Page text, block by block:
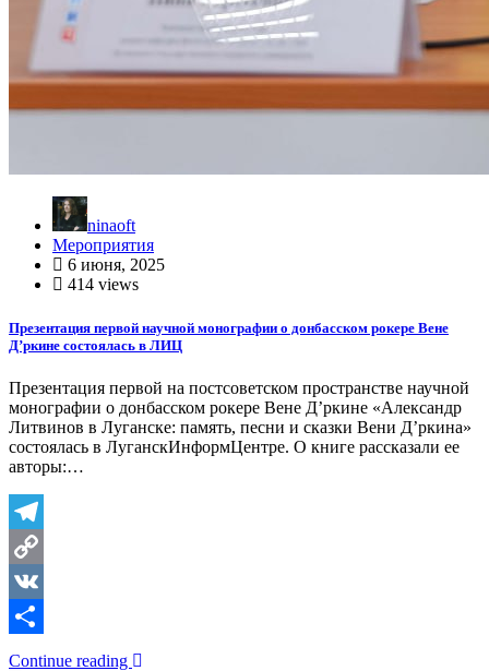
ninaoft
Мероприятия
6 июня, 2025
414 views
Презентация первой научной монографии о донбасском рокере Вене
Д’ркине состоялась в ЛИЦ
Презентация первой на постсоветском пространстве научной
монографии о донбасском рокере Вене Д’ркине «Александр
Литвинов в Луганске: память, песни и сказки Вени Д’ркина»
состоялась в ЛуганскИнформЦентре. О книге рассказали ее
авторы:…
Telegram
Copy
Link
VK
Отправить
Continue reading